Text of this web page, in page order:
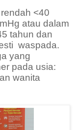
<40
atau dalam
tahun dan
waspada.
yang
pada usia:
wanita